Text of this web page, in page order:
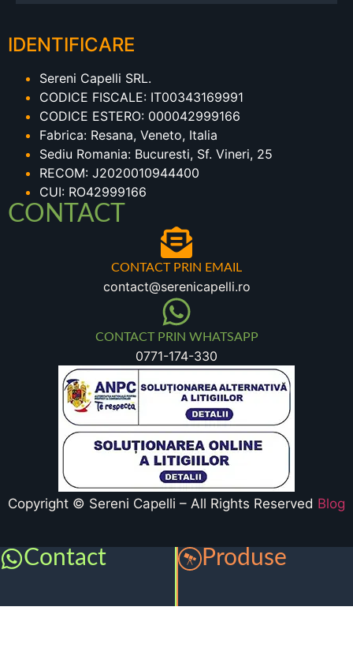
IDENTIFICARE
Sereni Capelli SRL.
CODICE FISCALE: IT00343169991
CODICE ESTERO: 000042999166
Fabrica: Resana, Veneto, Italia
Sediu Romania: Bucuresti, Sf. Vineri, 25
RECOM: J2020010944400
CUI: RO42999166
CONTACT
CONTACT PRIN EMAIL
contact@serenicapelli.ro
CONTACT PRIN WHATSAPP
0771-174-330
Copyright © Sereni Capelli – All Rights Reserved Blog
Contact Produse